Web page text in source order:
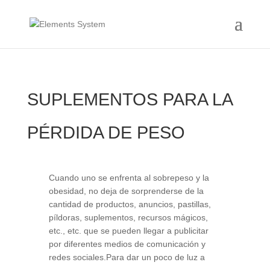
SUPLEMENTOS PARA LA
PÉRDIDA DE PESO
Cuando uno se enfrenta al sobrepeso y la
obesidad, no deja de sorprenderse de la
cantidad de productos, anuncios, pastillas,
píldoras, suplementos, recursos mágicos,
etc., etc. que se pueden llegar a publicitar
por diferentes medios de comunicación y
redes sociales.Para dar un poco de luz a